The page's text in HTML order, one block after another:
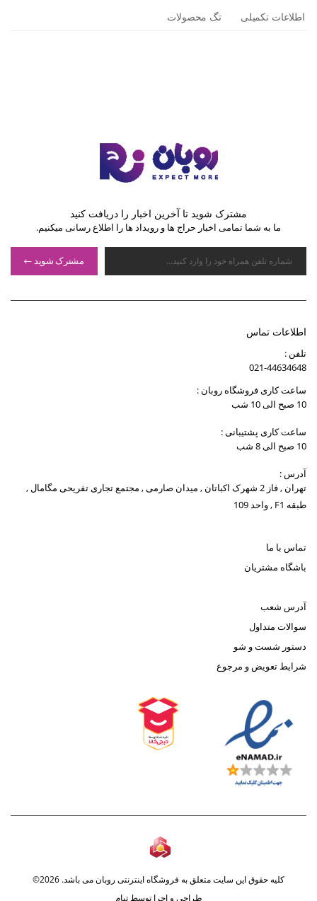
اطلاعات تکمیلی تگ محصولات
مشترک شوید تا آخرین اخبار را دریافت کنید
ما به شما تمامی اخبار حراج ها و رویداد ها را اطلاع رسانی میکنیم.
مشترک شوید
اطلاعات تماس
تلفن :
021-44634648
ساعت کاری فروشگاه روبان :
10 صبح الی 10 شب
ساعت کاری پشتیبانی :
10 صبح الی 8 شب
آدرس :
تهران , فاز 2 شهرک اکباتان , میدان صارمی , مجتمع تجاری تفریحی مگامال ,
طبقه F1 , واحد 109
تماس با ما
باشگاه مشتریان
آدرس شعب
سوالات متداول
دستور شست و شو
شرایط تعویض و مرجوع
کلیه حقوق این سایت متعلق به فروشگاه اینترنتی روبان می باشد. 2026©
طراحی و اجرا توسطتیام